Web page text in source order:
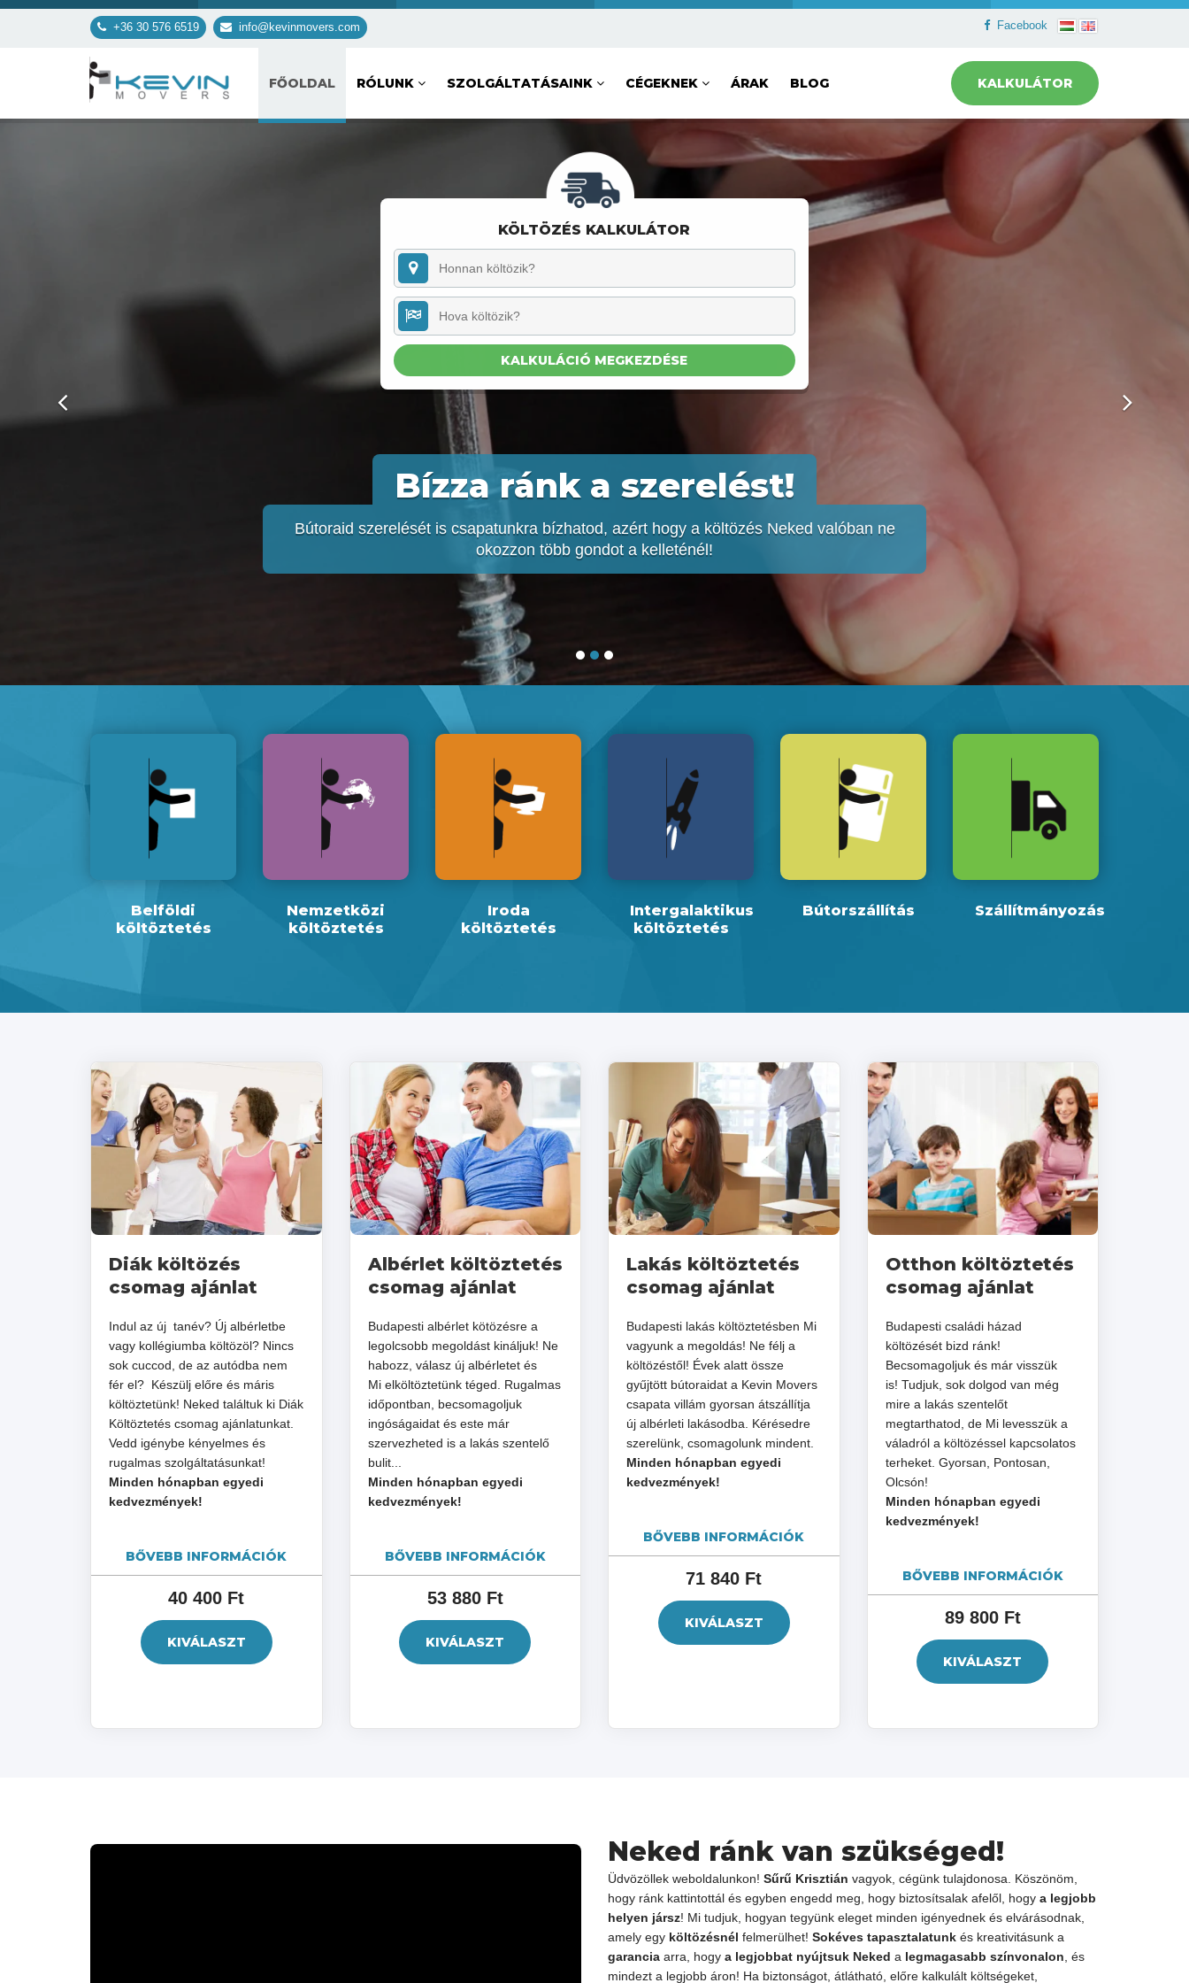
+36 30 576 6519 info@kevinmovers.com Facebook
FŐOLDAL RÓLUNK SZOLGÁLTATÁSAINK CÉGEKNEK ÁRAK BLOG KALKULÁTOR
Bízza ránk a szerelést!
Bútoraid szerelését is csapatunkra bízhatod, azért hogy a költözés Neked valóban ne
okozzon több gondot a kelleténél!
KÖLTÖZÉS KALKULÁTOR
KALKULÁCIÓ MEGKEZDÉSE
Belföldi
költöztetés
Nemzetközi
költöztetés
Iroda
költöztetés
Intergalaktikus
költöztetés
Bútorszállítás Szállítmányozás
Diák költözés
csomag ajánlat
Indul az új tanév? Új albérletbe
vagy kollégiumba költözöl? Nincs
sok cuccod, de az autódba nem
fér el? Készülj előre és máris
költöztetünk! Neked találtuk ki Diák
Költöztetés csomag ajánlatunkat.
Vedd igénybe kényelmes és
rugalmas szolgáltatásunkat!
Minden hónapban egyedi
kedvezmények!
BŐVEBB INFORMÁCIÓK
40 400 Ft
KIVÁLASZT
Albérlet költöztetés
csomag ajánlat
Budapesti albérlet kötözésre a
legolcsobb megoldást kináljuk! Ne
habozz, válasz új albérletet és
Mi elköltöztetünk téged. Rugalmas
időpontban, becsomagoljuk
ingóságaidat és este már
szervezheted is a lakás szentelő
bulit...
Minden hónapban egyedi
kedvezmények!
BŐVEBB INFORMÁCIÓK
53 880 Ft
KIVÁLASZT
Lakás költöztetés
csomag ajánlat
Budapesti lakás költöztetésben Mi
vagyunk a megoldás! Ne félj a
költözéstől! Évek alatt össze
gyűjtött bútoraidat a Kevin Movers
csapata villám gyorsan átszállítja
új albérleti lakásodba. Kérésedre
szerelünk, csomagolunk mindent.
Minden hónapban egyedi
kedvezmények!
BŐVEBB INFORMÁCIÓK
71 840 Ft
KIVÁLASZT
Otthon költöztetés
csomag ajánlat
Budapesti családi házad
költözését bizd ránk!
Becsomagoljuk és már visszük
is! Tudjuk, sok dolgod van még
mire a lakás szentelőt
megtarthatod, de Mi levesszük a
váladról a költözéssel kapcsolatos
terheket. Gyorsan, Pontosan,
Olcsón!
Minden hónapban egyedi
kedvezmények!
BŐVEBB INFORMÁCIÓK
89 800 Ft
KIVÁLASZT
Neked ránk van szükséged!
Üdvözöllek weboldalunkon! Sűrű Krisztián vagyok, cégünk tulajdonosa. Köszönöm,
hogy ránk kattintottál és egyben engedd meg, hogy biztosítsalak afelől, hogy a legjobb
helyen jársz! Mi tudjuk, hogyan tegyünk eleget minden igényednek és elvárásodnak,
amely egy költözésnél felmerülhet! Sokéves tapasztalatunk és kreativitásunk a
garancia arra, hogy a legjobbat nyújtsuk Neked a legmagasabb színvonalon, és
mindezt a legjobb áron! Ha biztonságot, átlátható, előre kalkulált költségeket,